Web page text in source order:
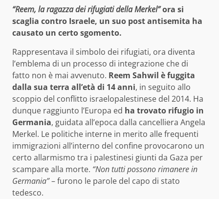
“Reem, la ragazza dei rifugiati della Merkel”ora si
scaglia contro Israele, un suo post antisemita ha
causato un certo sgomento.
Rappresentava il simbolo dei rifugiati, ora diventa
l’emblema di un processo di integrazione che di
fatto non è mai avvenuto. Reem Sahwil è fuggita
dalla sua terra all’età di 14 anni, in seguito allo
scoppio del conflitto israelopalestinese del 2014. Ha
dunque raggiunto l’Europa ed ha trovato rifugio in
Germania, guidata all’epoca dalla cancelliera Angela
Merkel. Le politiche interne in merito alle frequenti
immigrazioni all’interno del confine provocarono un
certo allarmismo tra i palestinesi giunti da Gaza per
scampare alla morte. “Non tutti possono rimanere in
Germania”– furono le parole del capo di stato
tedesco.